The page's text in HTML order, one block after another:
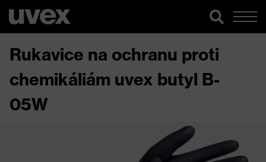
Rukavice na ochranu proti
chemikáliám uvex butyl B-
05W